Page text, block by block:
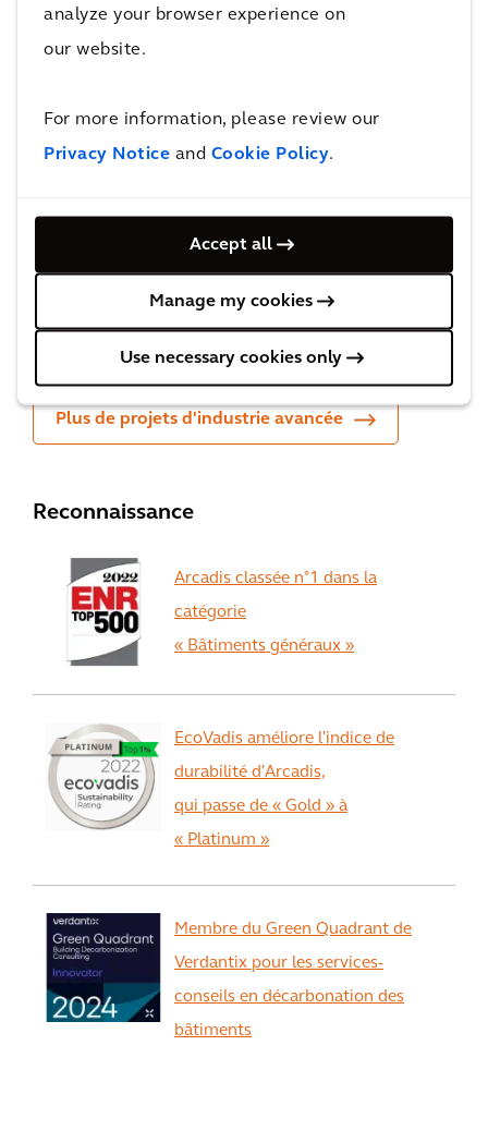
analyze your browser experience on
our website.
For more information, please review our
Privacy Notice and Cookie Policy.
Accept all
Manage my cookies
Use necessary cookies only
Découvrez comment nous travaillons avec nos
clients pour les aider à atteindre leurs objectifs et à
Usines BMW à Leipzig et
Plus de projets d'industrie avancée
Reconnaissance
Arcadis classée n°1 dans la
catégorie
« Bâtiments généraux »
EcoVadis améliore l'indice de
durabilité d'Arcadis,
qui passe de « Gold » à
« Platinum »
Membre du Green Quadrant de
Verdantix pour les services-
conseils en décarbonation des
bâtiments